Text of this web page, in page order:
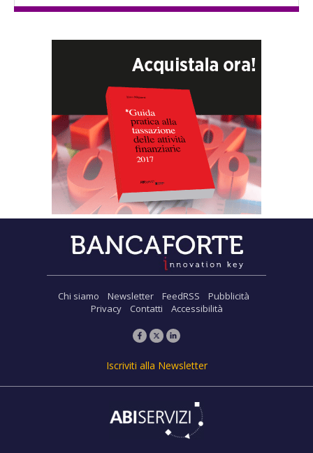
Chi siamo Newsletter FeedRSS
Pubblicità
Privacy
Contatti Accessibilità
Iscriviti alla Newsletter